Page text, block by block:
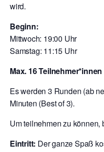
wird.
Beginn:
Mittwoch: 19:00 Uhr
Samstag: 11:15 Uhr
Max. 16 Teilnehmer*innen
Es werden 3 Runden (ab
Minuten (Best of 3).
Um teilnehmen zu
Eintritt: Der ganze Spaß